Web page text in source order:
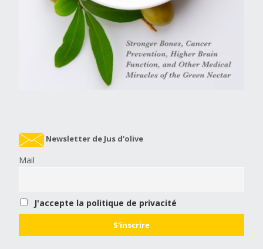
Newsletter de Jus d'olive
Mail
J'accepte la politique de privacité